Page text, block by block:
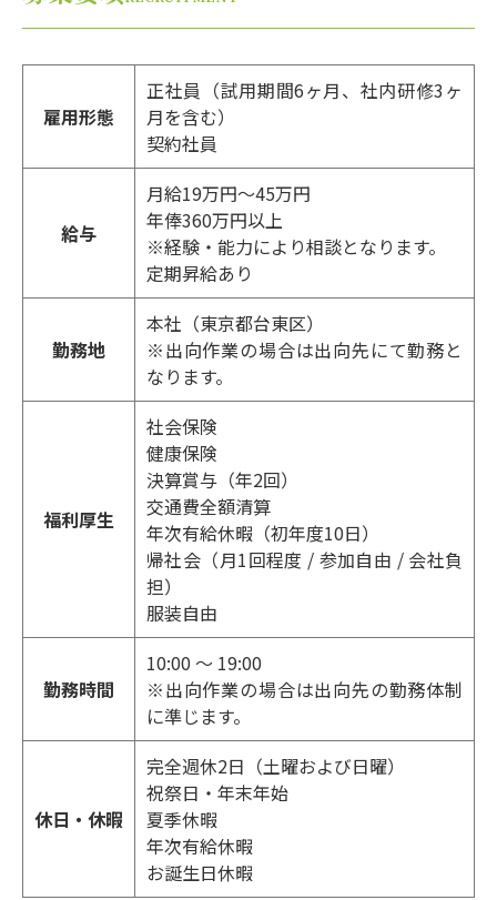
雇用形態
正社員（試用期間6ヶ月、社内研修3ヶ
月を含む）
契約社員
給与
月給19万円～45万円
年俸360万円以上
※経験・能力により相談となります。
定期昇給あり
勤務地
本社（東京都台東区）
※出向作業の場合は出向先にて勤務と
なります。
福利厚生
社会保険
健康保険
決算賞与（年2回）
交通費全額清算
年次有給休暇（初年度10日）
帰社会（月1回程度 / 参加自由 / 会社負
担）
服装自由
勤務時間
10:00 ～ 19:00
※出向作業の場合は出向先の勤務体制
に準じます。
休日・休暇
完全週休2日（土曜および日曜）
祝祭日・年末年始
夏季休暇
年次有給休暇
お誕生日休暇